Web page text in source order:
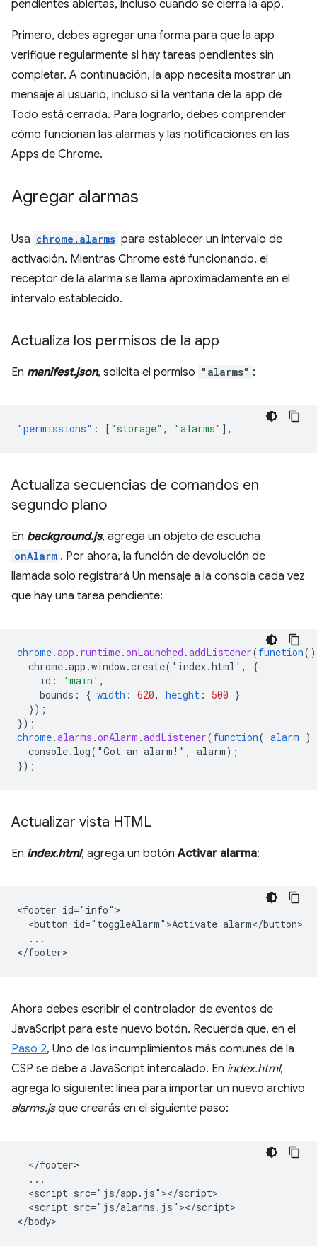
pendientes abiertas, incluso cuando se cierra la app.
Primero, debes agregar una forma para que la app
verifique regularmente si hay tareas pendientes sin
completar. A continuación, la app necesita mostrar un
mensaje al usuario, incluso si la ventana de la app de
Todo está cerrada. Para lograrlo, debes comprender
cómo funcionan las alarmas y las notificaciones en las
Apps de Chrome.
Agregar alarmas
Usa chrome.alarms para establecer un intervalo de
activación. Mientras Chrome esté funcionando, el
receptor de la alarma se llama aproximadamente en el
intervalo establecido.
Actualiza los permisos de la app
En manifest.json, solicita el permiso "alarms" :
"permissions" : [ "storage" , "alarms" ],
Actualiza secuencias de comandos en
segundo plano
En background.js, agrega un objeto de escucha
onAlarm . Por ahora, la función de devolución de
llamada solo registrará Un mensaje a la consola cada vez
que hay una tarea pendiente:
chrome.app . runtime.onLaunched .addListener(function()
chrome.app.window.create('index.html',
{
id : 'main' ,
bounds : { width : 620, height : 500 }
});
});
chrome.alarms .onAlarm .addListener(function( alarm )
console.log("Got an alarm!", alarm) ;
});
Actualizar vista HTML
En index.html, agrega un botónActivar alarma:
<footer id="info">
  <button id="toggleAlarm">Activate alarm</button>
  ...
Ahora debes escribir el controlador de eventos de
JavaScript para este nuevo botón. Recuerda que, en el
Paso 2, Uno de los incumplimientos más comunes de la
CSP se debe a JavaScript intercalado. En index.html,
agrega lo siguiente: línea para importar un nuevo archivo
alarms.jsque crearás en el siguiente paso:
  </footer>
  ...
  <script src="js/app.js"></script>
  <script src="js/alarms.js"></script>